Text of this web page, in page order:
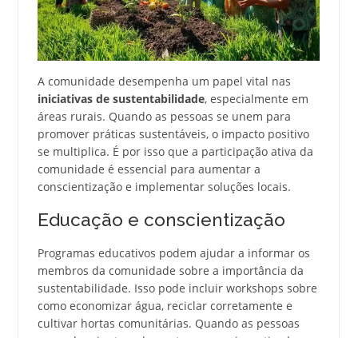
A comunidade desempenha um papel vital nas
iniciativas de sustentabilidade, especialmente em
áreas rurais. Quando as pessoas se unem para
promover práticas sustentáveis, o impacto positivo
se multiplica. É por isso que a participação ativa da
comunidade é essencial para aumentar a
conscientização e implementar soluções locais.
Educação e conscientização
Programas educativos podem ajudar a informar os
membros da comunidade sobre a importância da
sustentabilidade. Isso pode incluir workshops sobre
como economizar água, reciclar corretamente e
cultivar hortas comunitárias. Quando as pessoas